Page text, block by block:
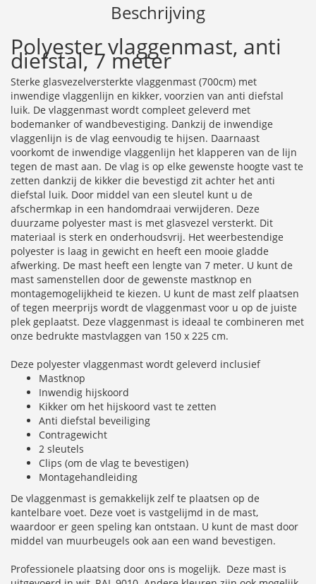
Beschrijving
Polyester vlaggenmast, anti
diefstal, 7 meter
Sterke glasvezelversterkte vlaggenmast (700cm) met
inwendige vlaggenlijn en kikker, voorzien van anti diefstal
luik. De vlaggenmast wordt compleet geleverd met
bodemanker of wandbevestiging. Dankzij de inwendige
vlaggenlijn is de vlag eenvoudig te hijsen. Daarnaast
voorkomt de inwendige vlaggenlijn het klapperen van de lijn
tegen de mast aan. De vlag is op elke gewenste hoogte vast te
zetten dankzij de kikker die bevestigd zit achter het anti
diefstal luik. Door middel van een sleutel kunt u de
afschermkap in een handomdraai verwijderen. Deze
duurzame polyester mast is met glasvezel versterkt. Dit
materiaal is sterk en onderhoudsvrij. Het weerbestendige
polyester is laag in gewicht en heeft een mooie gladde
afwerking. De mast heeft een lengte van 7 meter. U kunt de
mast samenstellen door de gewenste mastknop en
montagemogelijkheid te kiezen. U kunt de mast zelf plaatsen
of tegen meerprijs wordt de vlaggenmast voor u op de juiste
plek geplaatst. Deze vlaggenmast is ideaal te combineren met
onze bedrukte mastvlaggen van 150 x 225 cm.
Deze polyester vlaggenmast wordt geleverd inclusief
Mastknop
Inwendig hijskoord
Kikker om het hijskoord vast te zetten
Anti diefstal beveiliging
Contragewicht
2 sleutels
Clips (om de vlag te bevestigen)
Montagehandleiding
De vlaggenmast is gemakkelijk zelf te plaatsen op de
kantelbare voet. Deze voet is vastgelijmd in de mast,
waardoor er geen speling kan ontstaan. U kunt de mast door
middel van muurbeugels ook aan een wand bevestigen.
Professionele plaatsing door ons is mogelijk. Deze mast is